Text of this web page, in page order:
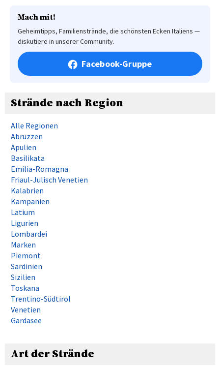
Mach mit!
Geheimtipps, Familienstrände, die schönsten Ecken Italiens —
diskutiere in unserer Community.
Facebook-Gruppe
Strände nach Region
Alle Regionen
Abruzzen
Apulien
Basilikata
Emilia-Romagna
Friaul-Julisch Venetien
Kalabrien
Kampanien
Latium
Ligurien
Lombardei
Marken
Piemont
Sardinien
Sizilien
Toskana
Trentino-Südtirol
Venetien
Gardasee
Art der Strände